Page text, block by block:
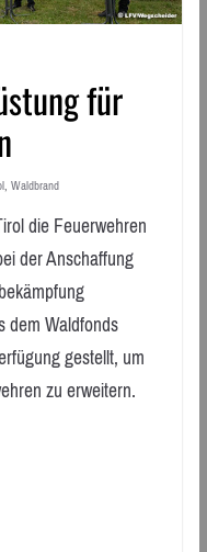
für
, Waldbrand
die Feuerwehren
der Anschaffung
dem Waldfonds
gestellt, um
zu erweitern.